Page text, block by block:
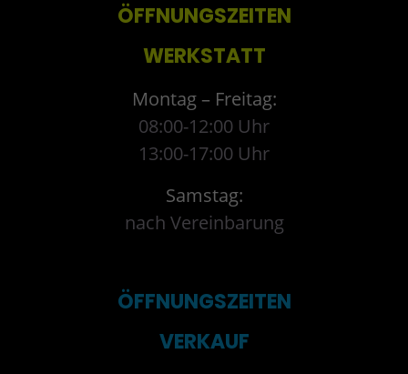
ÖFFNUNGSZEITEN
WERKSTATT
Montag – Freitag:
08:00-12:00 Uhr
13:00-17:00 Uhr
Samstag:
nach Vereinbarung
ÖFFNUNGSZEITEN
VERKAUF